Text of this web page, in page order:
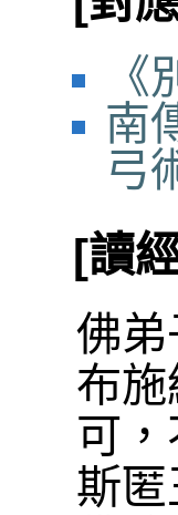
南
弓
[讀
佛
布
可
斯